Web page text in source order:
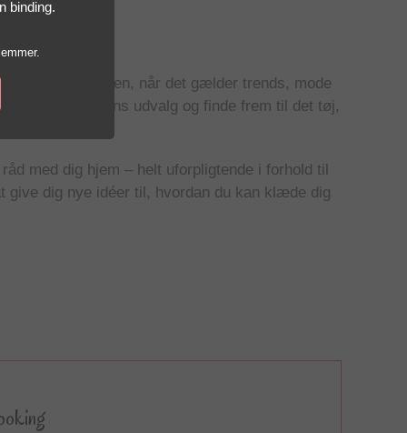
på pulsen, når det gælder trends, mode
med butikkens udvalg og finde frem til det tøj,
med dig hjem – helt uforpligtende i forhold til
give dig nye idéer til, hvordan du kan klæde dig
binding.